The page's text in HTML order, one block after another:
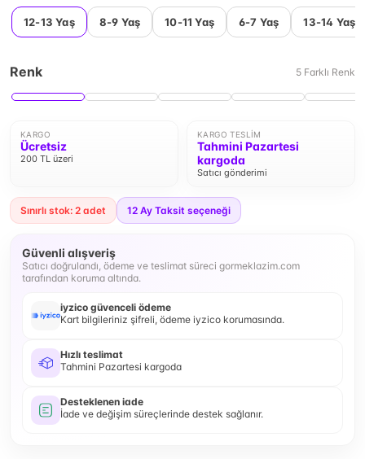
12-13 Yaş 8-9 Yaş 10-11 Yaş 6-7 Yaş 13-14 Yaş
Renk 5 Farklı Renk
KARGO
Ücretsiz
200 TL üzeri
KARGO TESLIM
Tahmini Pazartesi
kargoda
Satıcı gönderimi
Sınırlı stok: 2 adet 12 Ay Taksit seçeneği
Güvenli alışveriş
Satıcı doğrulandı, ödeme ve teslimat süreci gormeklazim.com
tarafından koruma altında.
iyzico güvenceli ödeme
Kart bilgileriniz şifreli, ödeme iyzico korumasında.
Hızlı teslimat
Tahmini Pazartesi kargoda
Desteklenen iade
İade ve değişim süreçlerinde destek sağlanır.